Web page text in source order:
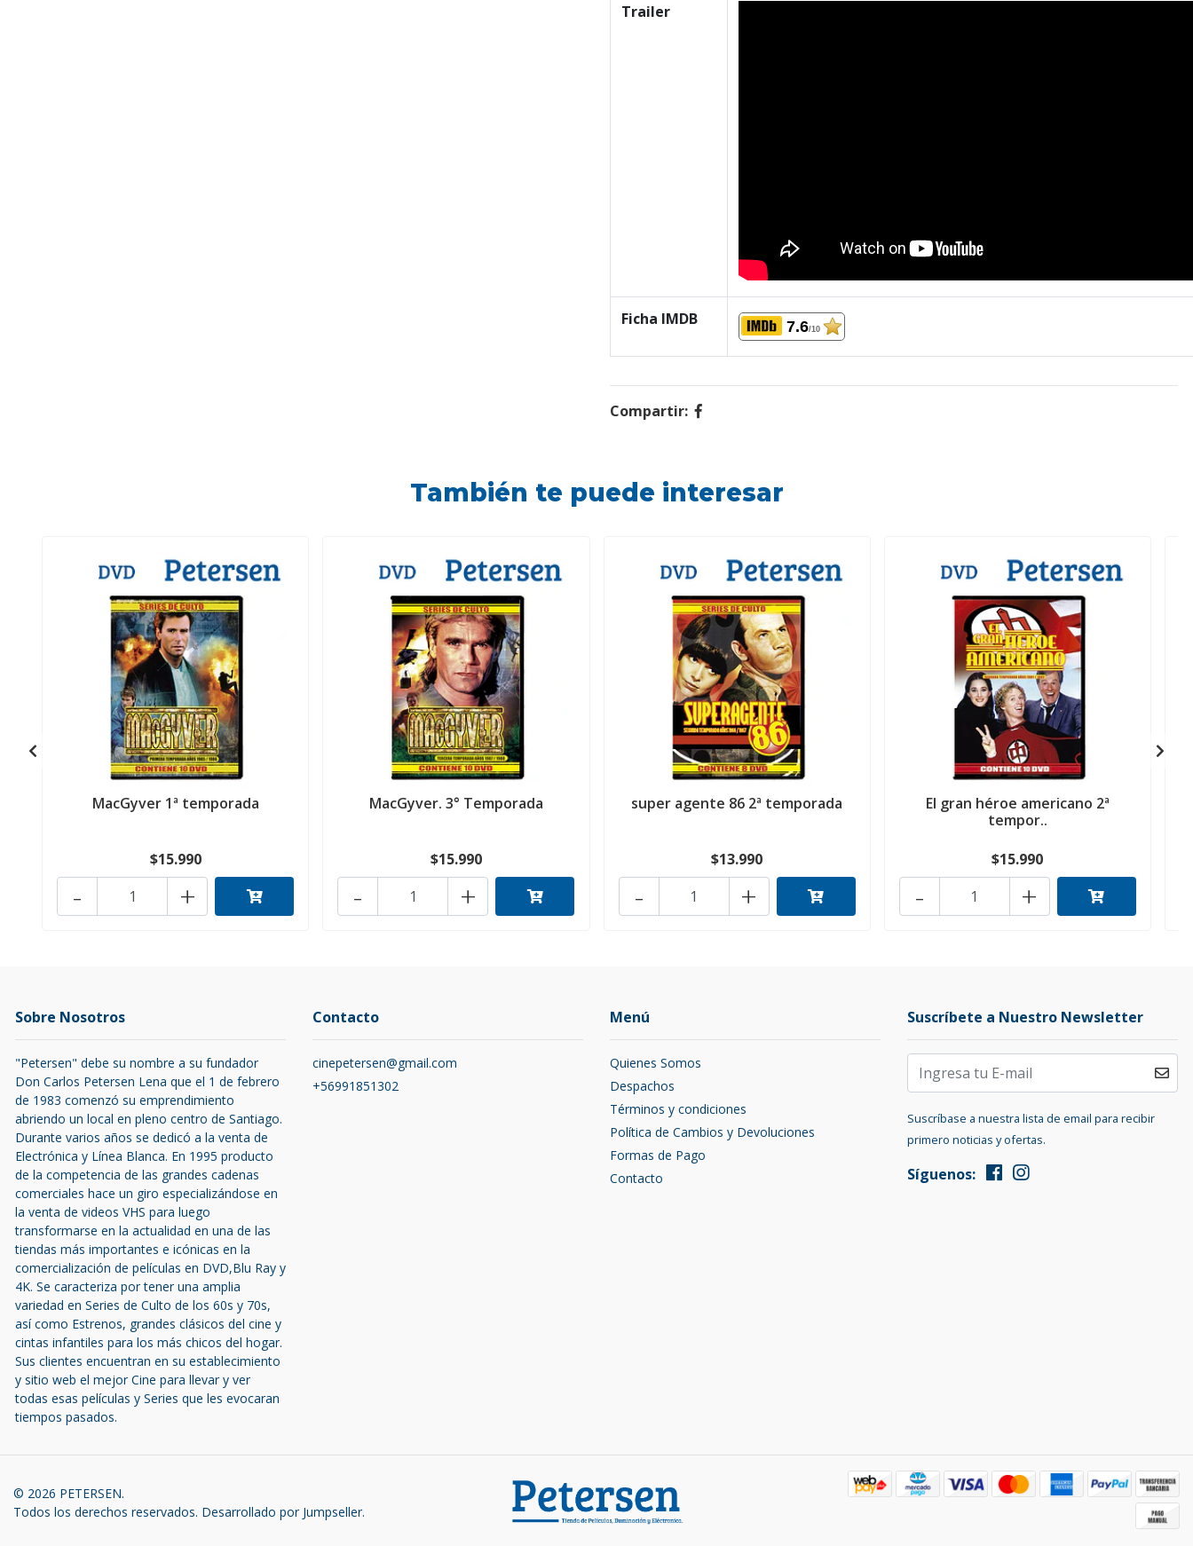
Trailer
Ficha IMDB 7.6/10
Compartir:
También te puede interesar
MacGyver 1ª temporada
$15.990
+
-
MacGyver. 3° Temporada
$15.990
+
-
super agente 86 2ª temporada
$13.990
+
-
El gran héroe americano 2ª
tempor..
$15.990
+
-
Sobre Nosotros
"Petersen" debe su nombre a su fundador
Don Carlos Petersen Lena que el 1 de febrero
de 1983 comenzó su emprendimiento
abriendo un local en pleno centro de Santiago.
Durante varios años se dedicó a la venta de
Electrónica y Línea Blanca. En 1995 producto
de la competencia de las grandes cadenas
comerciales hace un giro especializándose en
la venta de videos VHS para luego
transformarse en la actualidad en una de las
tiendas más importantes e icónicas en la
comercialización de películas en DVD,Blu Ray y
4K. Se caracteriza por tener una amplia
variedad en Series de Culto de los 60s y 70s,
así como Estrenos, grandes clásicos del cine y
cintas infantiles para los más chicos del hogar.
Sus clientes encuentran en su establecimiento
y sitio web el mejor Cine para llevar y ver
todas esas películas y Series que les evocaran
tiempos pasados.
Contacto
cinepetersen@gmail.com
+56991851302
Menú
Quienes Somos
Despachos
Términos y condiciones
Política de Cambios y Devoluciones
Formas de Pago
Contacto
Suscríbete a Nuestro Newsletter
Suscríbase a nuestra lista de email para recibir
primero noticias y ofertas.
Síguenos:
© 2026 PETERSEN.
Todos los derechos reservados. Desarrollado por Jumpseller.